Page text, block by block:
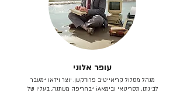
עופר אלוני
מנהל מסלול קריאייטיב פרודקשן. יוצר וידאו *מעבר
לבינתו, תסריטאי וב​ימאiA‎ *בחריפה משתנה. בעליו של